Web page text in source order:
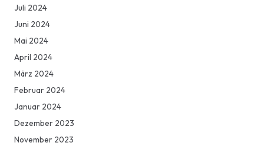
Juli 2024
Juni 2024
Mai 2024
April 2024
März 2024
Februar 2024
Januar 2024
Dezember 2023
November 2023